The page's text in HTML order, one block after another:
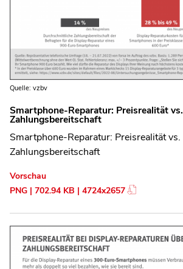
Quelle: vzbv
Smartphone-Reparatur: Preisrealität vs.
Zahlungsbereitschaft
Smartphone-Reparatur: Preisrealität vs.
Zahlungsbereitschaft
Vorschau
PNG | 702.94 KB | 4724x2657